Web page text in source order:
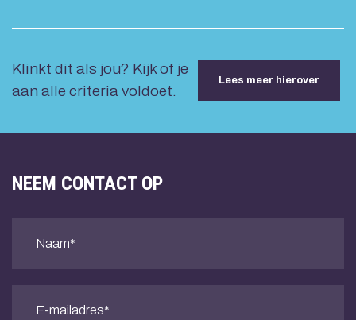
Klinkt dit als jou? Kijk of je
aan alle criteria voldoet.
Lees meer hierover
NEEM CONTACT OP